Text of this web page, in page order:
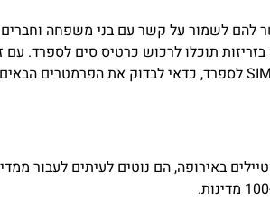
להם לשמור על קשר עם בני משפחה
תוכלו לרכוש כרטיס סים לספרד. עם
באירופה, הם נוטים לעיתים לעבור